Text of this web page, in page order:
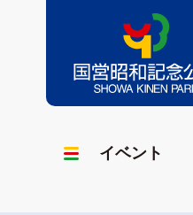
イベント